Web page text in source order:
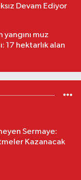
Devam Ediyor
muz
17 hektarlık alan
Sermaye:
Kazanacak